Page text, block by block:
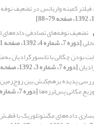
فیلتر کمینه واریانس در تضعیف
تضعیف نوفه‌های تصادفی داده‌های
[دوره 7، شماره 4، 1392، صفحه 1-10]
بودن چگالی با تانسورگرادیان
[دوره 7، شماره 3، 1392، صفحه 107-118]